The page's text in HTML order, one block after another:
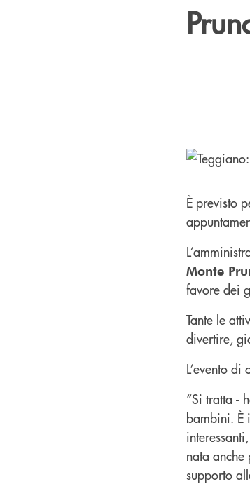
È previsto
Monte
favore dei
Tante le
divertire,
L’evento
“Si tratta -
bambini. È
nata
supporto